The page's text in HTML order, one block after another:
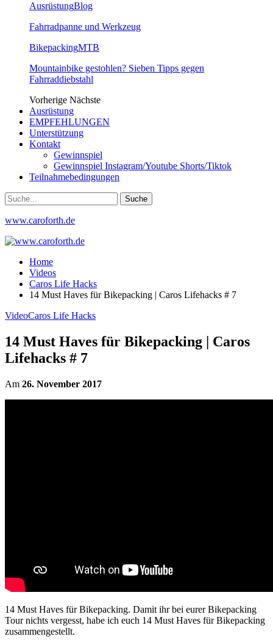
AusrüstungBlog
Fahrradpanne und Werkzeug
BikepackingMTB
Mountainbike gestohlen? Sieben Tipps gegen
Fahrraddiebstahl
Vorherige Nächste
Ausrüstung
EMPFEHLUNGEN
Unterstützung
Kontakt
Gewinnspiel
Gewinnspiel Instagram/Youtube Shorts/Tiktok
Teilnahmebedingungen
www.caroforth.de
Home
Videos
Caros Life Hacks
14 Must Haves für Bikepacking | Caros Lifehacks # 7
VideoCaros Life Hacks
14 Must Haves für Bikepacking | Caros
Lifehacks # 7
Am 26. November 2017
14 Must Haves für Bikepacking. Damit ihr bei eurer Bikepacking
Tour nichts vergesst, habe ich euch 14 Must Haves für Bikepacking
zusammengestellt.